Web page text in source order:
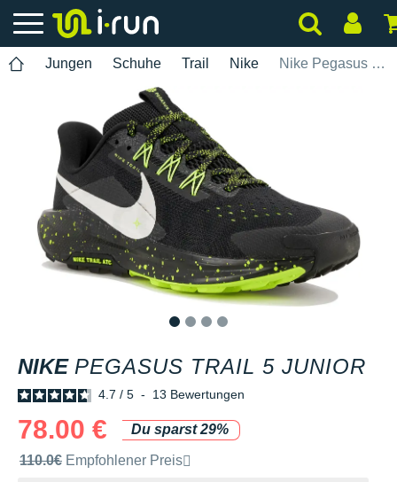
Jungen Schuhe Trail Nike Nike Pegasus Trail 5 Junior
NIKE PEGASUS TRAIL 5 JUNIOR
4.7 / 5 - 13 Bewertungen
78.00 €
Du sparst 29%
Unverbindliche Preisempfehlung der Marke
110.0€ Empfohlener Preis